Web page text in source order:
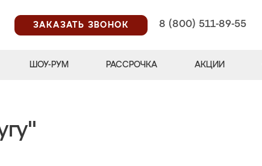
ЗАКАЗАТЬ ЗВОНОК
8 (800) 511-89-55
ШОУ-РУМ РАССРОЧКА АКЦИИ